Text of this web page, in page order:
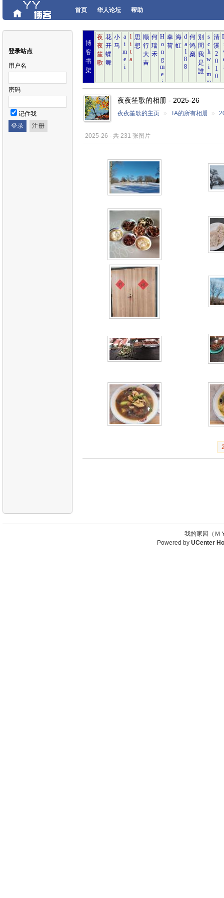
首页 华人论坛 帮助
登录站点
用户名
密码
记住我
博
客
书
架
夜夜笙歌的相册 - 2025-26
夜夜笙歌的主页 » TA的所有相册 »
2025-26 - 共 231 张图片
我的家园（
Powered by UCenter